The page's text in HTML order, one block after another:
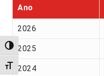
Alternar alto contraste
Alternar tamanho da fonte
Ano
2026
2025
2024